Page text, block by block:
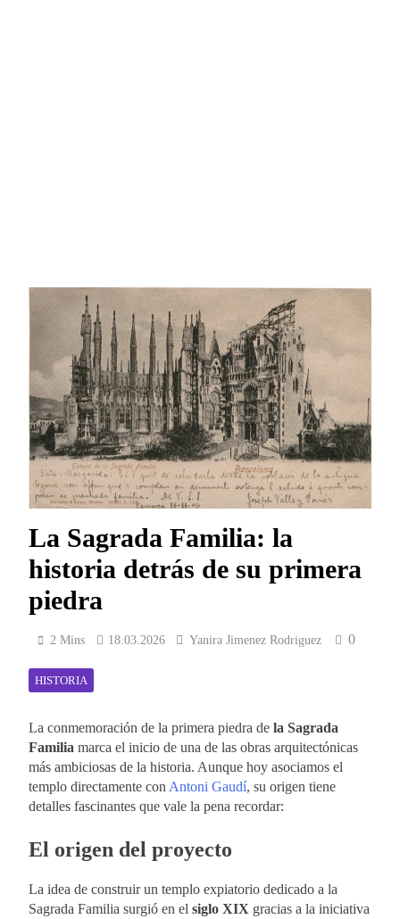
La Sagrada Familia: la
historia detrás de su primera
piedra
2 Mins 18.03.2026 Yanira Jimenez Rodriguez 0
HISTORIA
La conmemoración de la primera piedra de la Sagrada
Familia marca el inicio de una de las obras arquitectónicas
más ambiciosas de la historia. Aunque hoy asociamos el
templo directamente con Antoni Gaudí, su origen tiene
detalles fascinantes que vale la pena recordar:
El origen del proyecto
La idea de construir un templo expiatorio dedicado a la
Sagrada Familia surgió en el siglo XIX gracias a la iniciativa